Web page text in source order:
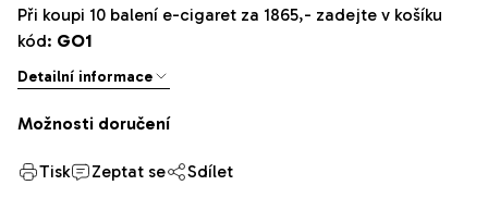
Možnosti doručení
Při koupi 10 balení e-cigaret za 1865,- zadejte v košíku
kód: GO1
Detailní informace
Tisk Zeptat se Sdílet